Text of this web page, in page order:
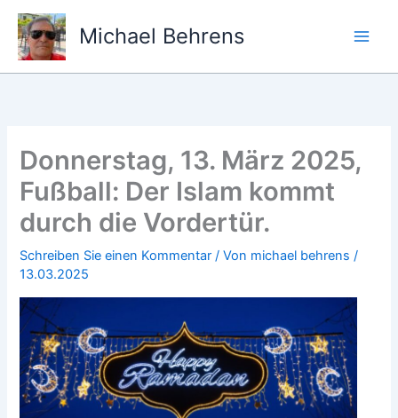
Zum
Inhalt
springen
Michael Behrens
Donnerstag, 13. März 2025,
Fußball: Der Islam kommt
durch die Vordertür.
Schreiben Sie einen Kommentar / Von michael behrens/
13.03.2025